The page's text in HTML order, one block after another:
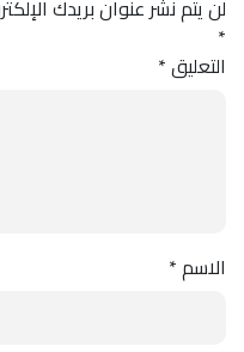
لن يتم نشر عنوان بريدك
*
التعليق*
الاسم*